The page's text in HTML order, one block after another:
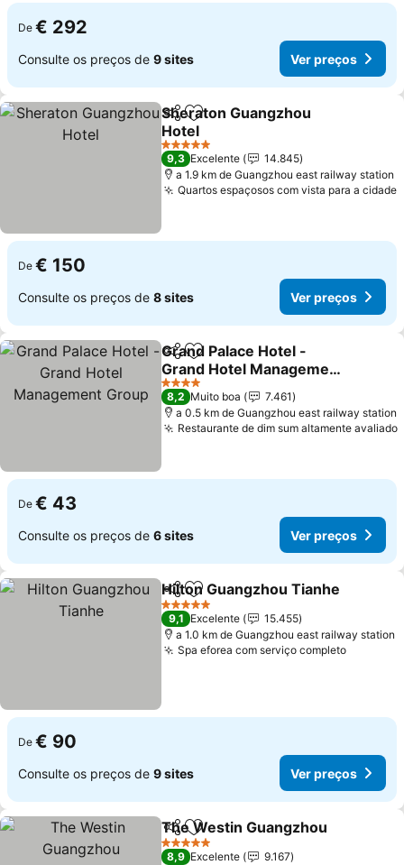
De € 292
Consulte os preços de 9 sites Ver preços
PartilharAdicionar aos favoritos
Sheraton Guangzhou
Hotel
Ver preços
5 Estrelas
9,3 Excelente
14.845
a 1.9 km de Guangzhou east railway station
Quartos espaçosos com vista para a cidade
De € 150
Consulte os preços de 8 sites Ver preços
PartilharAdicionar aos favoritos
Grand Palace Hotel -
Grand Hotel Management
Group
Ver preços
4 Estrelas
8,2 Muito boa
7.461
a 0.5 km de Guangzhou east railway station
Restaurante de dim sum altamente avaliado
De € 43
Consulte os preços de 6 sites Ver preços
PartilharAdicionar aos favoritos
Hilton Guangzhou Tianhe
5 Estrelas
9,1 Excelente
15.455
a 1.0 km de Guangzhou east railway station
Spa eforea com serviço completoVer
De € 90
Consulte os preços de 9 sites Ver preços
PartilharAdicionar aos favoritos
The Westin Guangzhou
5 Estrelas
8,9 Excelente
9.167